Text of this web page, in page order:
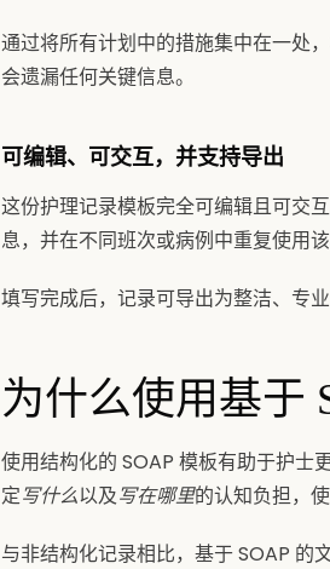
通过将所有计划中的措施集中在一处
会遗漏任何关键信息。
可编辑、可交互，并支持导出
这份护理记录模板完全可编辑且可交
息，并在不同班次或病例中重复使用该
填写完成后，记录可导出为整洁、专
为什么使用基于
使用结构化的 SOAP 模板有助于护士
定写什么以及写在哪里的认知负担，
与非结构化记录相比，基于 SOAP 的